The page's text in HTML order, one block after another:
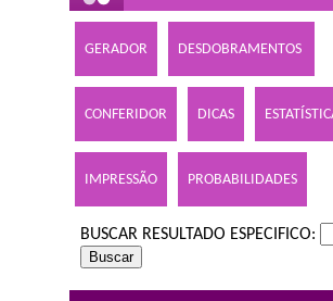
GERADOR DESDOBRAMENTOS
CONFERIDOR DICAS
IMPRESSÃO PROBABILIDADES
BUSCAR RESULTADO ESPECIFICO: